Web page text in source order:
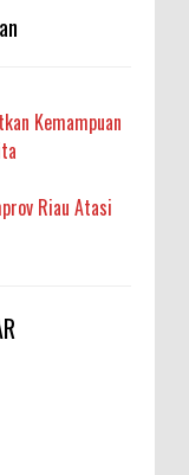
Kemampuan
Riau Atasi